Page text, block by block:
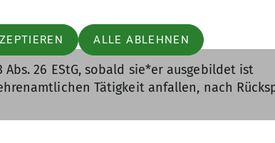
26 EStG, sobald sie*er ausgebildet ist
Tätigkeit anfallen, nach
ALLE ABLEHNEN